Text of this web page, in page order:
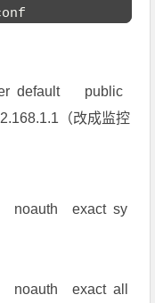
default public
（改成监控
noauth exact sy
exact all